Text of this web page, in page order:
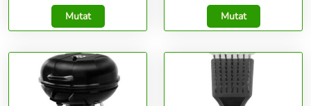
Mutat Mutat